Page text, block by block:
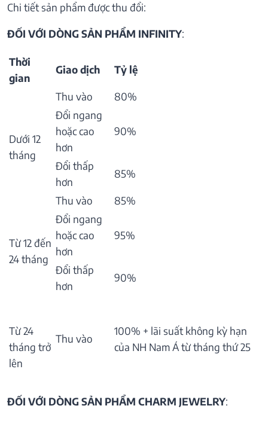
Chi tiết sản phẩm được thu đổi:
ĐỐI VỚI DÒNG SẢN PHẨM INFINITY:
Thời
gian
Giao dịch Tỷ lệ
Dưới 12
tháng
Thu vào
80%
Đổi ngang
hoặc cao
hơn
90%
Đổi thấp
hơn
85%
Từ 12 đến
24 tháng
Thu vào
85%
Đổi ngang
hoặc cao
hơn
95%
Đổi thấp
hơn
90%
Từ 24
tháng trở
lên
Thu vào
100% + lãi suất không kỳ hạn
của NH Nam Á từ tháng thứ 25
ĐỐI VỚI DÒNG SẢN PHẨM CHARM JEWELRY: